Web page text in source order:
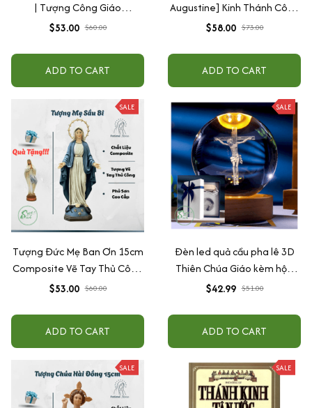
| Tượng Công Giáo
Composite Cao Cấp Vẽ Tay
$53.00 $60.00
ADD TO CART
Augustine] Kinh Thánh Công
Giáo Bản Đặc Biệt: Bộ Tân
(Dịch bởi Linh mục Nguyễn
Thế Thuấn)
$58.00 $73.00
ADD TO CART
SALE
Tượng Đức Mẹ Ban Ơn 15cm
Composite Vẽ Tay Thủ Công
– Tượng Công Giáo Mini Để
$53.00 $60.00
ADD TO CART
SALE
Đèn led quả cầu pha lê 3D
Thiên Chúa Giáo kèm hộp
đựng quà tặng
$42.99 $51.00
ADD TO CART
SALE SALE